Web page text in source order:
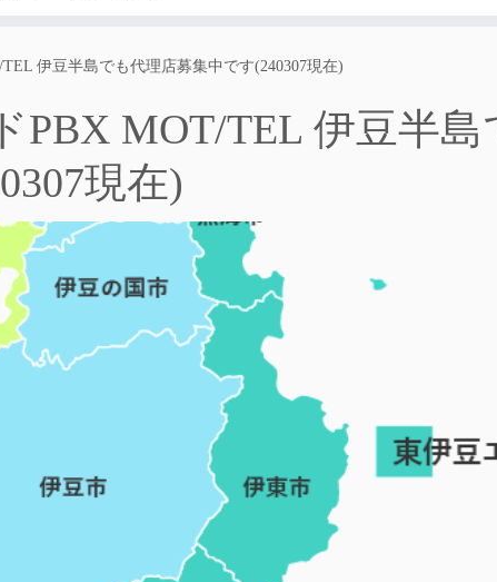
伊豆半島でも代理店募集中です(240307現在)
PBX MOT/TEL 伊豆半島
現在)